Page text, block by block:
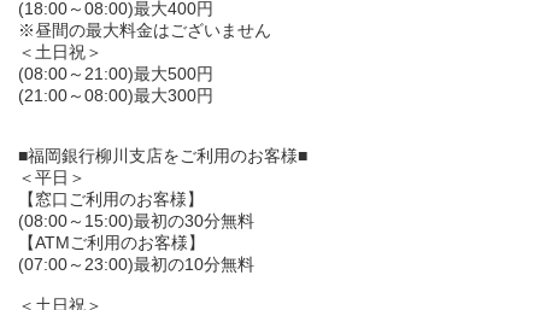
(18:00～08:00)最大400円
※昼間の最大料金はございません
＜土日祝＞
(08:00～21:00)最大500円
(21:00～08:00)最大300円
■福岡銀行柳川支店をご利用のお客様■
＜平日＞
【窓口ご利用のお客様】
(08:00～15:00)最初の30分無料
【ATMご利用のお客様】
(07:00～23:00)最初の10分無料
＜土日祝＞